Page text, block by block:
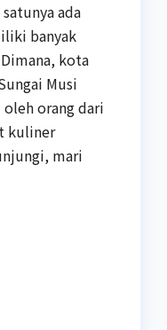
ada
banyak
kota
Musi
orang dari
kuliner
mari